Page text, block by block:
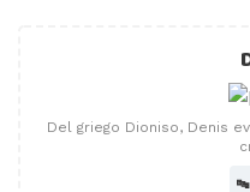
Del griego Dioniso, Denis
🔤